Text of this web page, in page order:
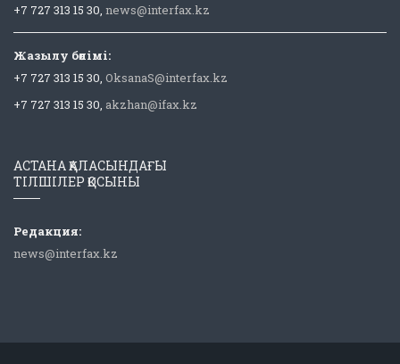
+7 727 313 15 30, news@interfax.kz
Жазылу бөлімі:
+7 727 313 15 30, OksanaS@interfax.kz
+7 727 313 15 30, akzhan@ifax.kz
АСТАНА ҚАЛАСЫНДАҒЫ
ТІЛШІЛЕР ҚОСЫНЫ
Редакция:
news@interfax.kz